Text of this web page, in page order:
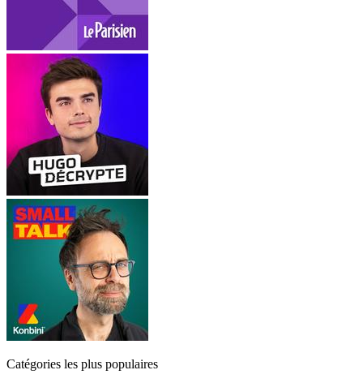
Catégories les plus populaires